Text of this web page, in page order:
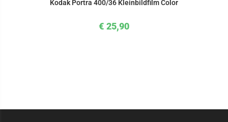
Kodak Portra 400/36 Kleinbildfilm Color
€ 25,90